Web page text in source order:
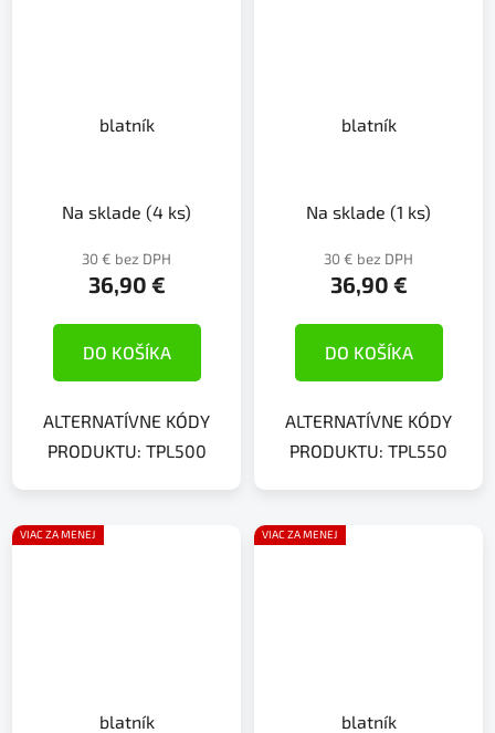
blatník
Na sklade (4 ks)
30 € bez DPH
36,90 €
DO KOŠÍKA
ALTERNATÍVNE KÓDY
PRODUKTU: TPL500
blatník
Na sklade (1 ks)
30 € bez DPH
36,90 €
DO KOŠÍKA
ALTERNATÍVNE KÓDY
PRODUKTU: TPL550
VIAC ZA MENEJ
blatník
VIAC ZA MENEJ
blatník